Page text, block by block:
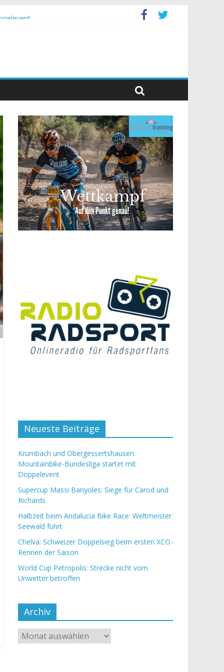
Neueste Beiträge
Krumbach und Obergessertshausen:
Mountainbike-Bundesliga startet mit
Doppelevent
Supercup Massi Banyoles: Siege für Carod und
Richards
Halbzeit beim Andalucia Bike Race: Weltmeister
Seewald führt
Chelva: Schweizer Doppelsieg beim ersten XCO-
Rennen der Saison
World Cup Petropolis: Strecke nicht vom
Unwetter betroffen
Archiv